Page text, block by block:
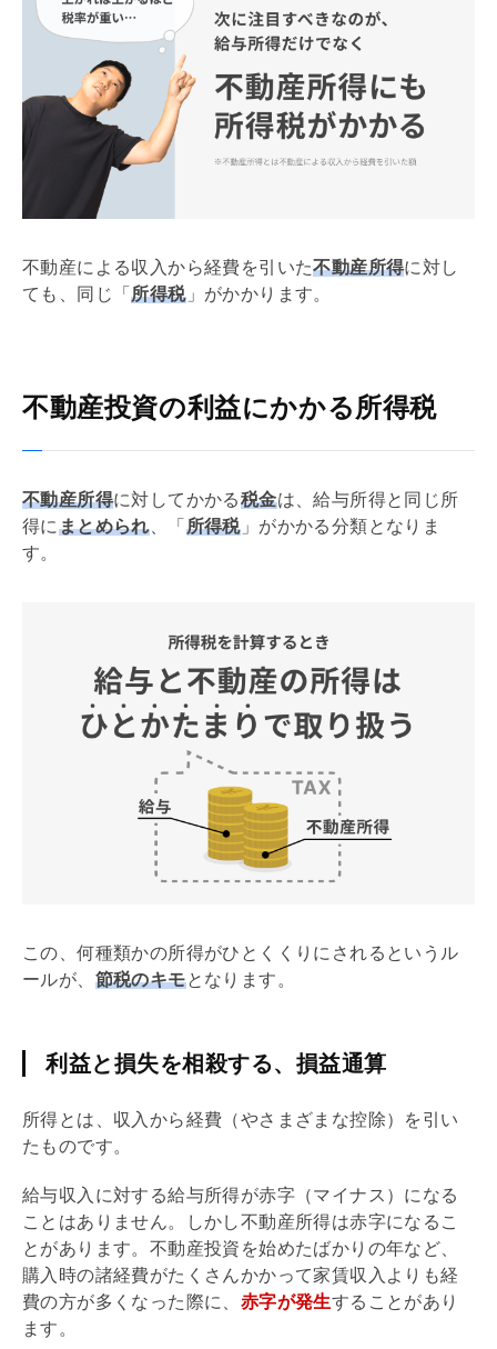
不動産による収入から経費を引いた不動産所得に対し
ても、同じ「所得税」がかかります。
不動産投資の利益にかかる所得税
不動産所得に対してかかる税金は、給与所得と同じ所
得にまとめられ、「 所得税」がかかる分類となりま
す。
この、何種類かの所得がひとくくりにされるというル
ールが、 節税のキモとなります。
利益と損失を相殺する、損益通算
所得とは、収入から経費（やさまざまな控除）を引い
たものです。
給与収入に対する給与所得が赤字（マイナス）になる
ことはありません。しかし不動産所得は赤字になるこ
とがあります。不動産投資を始めたばかりの年など、
購入時の諸経費がたくさんかかって家賃収入よりも経
費の方が多くなった際に、 赤字が発生することがあり
ます。